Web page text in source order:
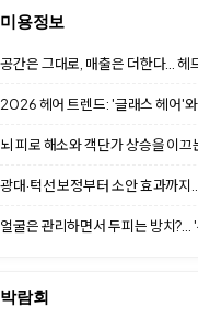
미용정보
박람회